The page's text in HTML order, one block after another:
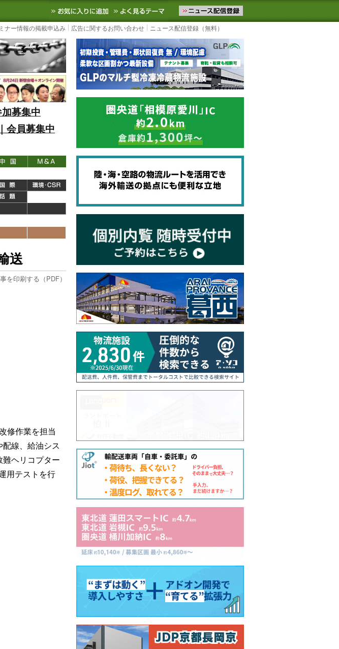
トなど国内外の最新の物流ニュースをお届けします。物流ニュースメール配信を登録す
お気に入りに追加 よく見るテーマ
ナー情報の掲載申込み 広告に関するお問い合わせ ニュース配信登録（無料）
募集中
会員募集中
送
を印刷する（PDF）
修作業を担当
線、給油シス
ヘリコプター
用テストを行